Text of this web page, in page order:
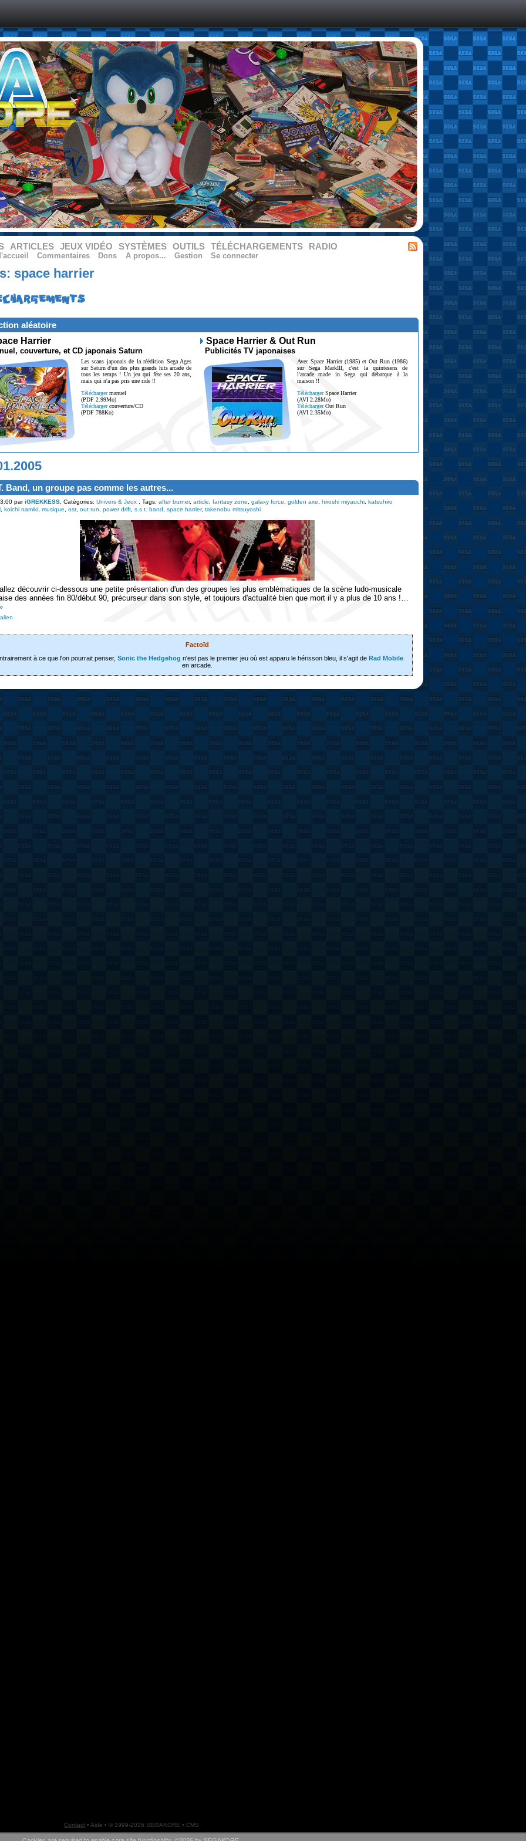
ARTICLES JEUX VIDÉO SYSTÈMES OUTILS TÉLÉCHARGEMENTS RADIO
Commentaires Dons A propos... Gestion Se connecter
space harrier
aléatoire
Harrier
couverture, et CD japonais Saturn
Les scans japonais de la réédition Sega Ages
sur Saturn d'un des plus grands hits arcade de
tous les temps ! Un jeu qui fête ses 20 ans,
mais qui n'a pas pris une ride !!
Téléchargermanuel
(PDF 2.99Mo)
Téléchargercouverture/CD
(PDF 788Ko)
Space Harrier & Out Run
Publicités TV japonaises
Avec Space Harrier (1985) et Out Run (1986)
sur Sega MarkIII, c'est la quintesens de
l'arcade made in Sega qui débarque à la
maison !!
TéléchargerSpace Harrier
(AVI 2.28Mo)
TéléchargerOut Run
(AVI 2.35Mo)
Band, un groupe pas comme les autres...
pariGREKKESS, Catégories: Univers & Jeux, Tags: after burner, article, fantasy zone, galaxy force, golden axe, hiroshi miyauchi, katsuhiro
, koichi namiki, musique ost, out run power drift, s.s.t. band space harrier, takenobu mitsuyoshi
découvrir ci-dessous une petite présentation d'un des groupes les plus emblématiques de la scène ludo-musicale
des années fin 80/début 90, précurseur dans son style, et toujours d'actualité bien que mort il y a plus de 10 ans !…
Factoïd
à ce que l'on pourrait penser, Sonic the Hedgehog n'est pas le premier jeu où est apparu le hérisson bleu, il s'agit de Rad Mobile
en arcade.
Contact • Aide • © 1999-2026 SEGAKORE • CMS